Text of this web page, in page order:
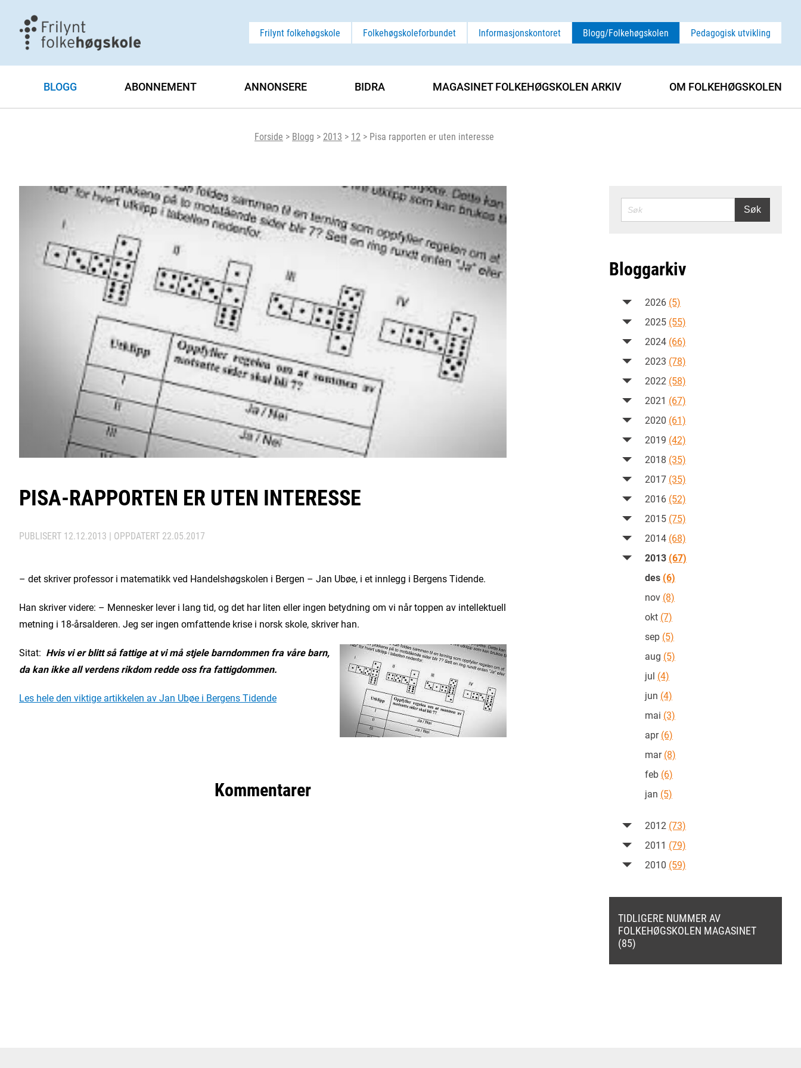
Frilynt folkehøgskole Folkehøgskoleforbundet Informasjonskontoret Blogg/Folkehøgskolen Pedagogisk utvikling
Forside > Blogg > 2013 > 12 > Pisa rapporten er uten interesse
BLOGG ABONNEMENT ANNONSERE BIDRA MAGASINET FOLKEHØGSKOLEN ARKIV OM FOLKEHØGSKOLEN
PISA-RAPPORTEN ER UTEN INTERESSE
PUBLISERT 12.12.2013 | OPPDATERT 22.05.2017
– det skriver professor i matematikk ved Handelshøgskolen i Bergen – Jan Ubøe, i et innlegg i Bergens Tidende.
Han skriver videre: – Mennesker lever i lang tid, og det har liten eller ingen betydning om vi når toppen av intellektuell
metning i 18-årsalderen. Jeg ser ingen omfattende krise i norsk skole, skriver han.
Sitat: Hvis vi er blitt så fattige at vi må stjele barndommen fra våre barn,
da kan ikke all verdens rikdom redde oss fra fattigdommen.
Les hele den viktige artikkelen av Jan Ubøe i Bergens Tidende
Kommentarer
SØK Søk
Bloggarkiv
2026 (5)
2025 (55)
2024 (66)
2023 (78)
2022 (58)
2021 (67)
2020 (61)
2019 (42)
2018 (35)
2017 (35)
2016 (52)
2015 (75)
2014 (68)
2013 (67)
des (6)
nov (8)
okt (7)
sep (5)
aug (5)
jul (4)
jun (4)
mai (3)
apr(6)
mar(8)
feb (6)
jan (5)
2012 (73)
2011 (79)
2010 (59)
TIDLIGERE NUMMER AV
FOLKEHØGSKOLEN MAGASINET
(85)